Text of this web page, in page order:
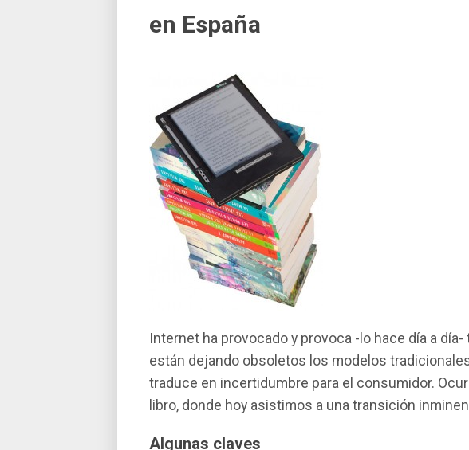
en España
Internet ha provocado y provoca -lo hace dí­a a
están dejando obsoletos los modelos
traduce en incertidumbre para el consumidor.
libro, donde hoy asistimos a una transición
Algunas claves